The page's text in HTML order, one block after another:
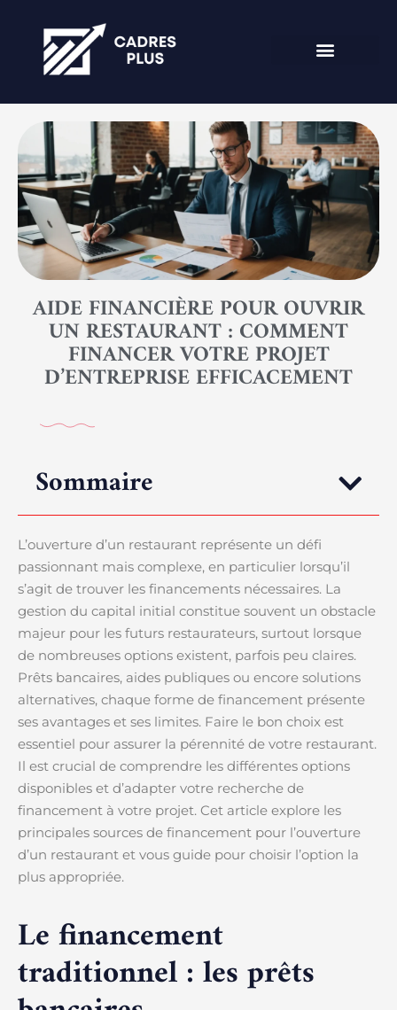
AIDE FINANCIÈRE POUR OUVRIR
UN RESTAURANT : COMMENT
FINANCER VOTRE PROJET
D’ENTREPRISE EFFICACEMENT
Sommaire
L’ouverture d’un restaurant représente un défi
passionnant mais complexe, en particulier lorsqu’il
s’agit de trouver les financements nécessaires. La
gestion du capital initial constitue souvent un obstacle
majeur pour les futurs restaurateurs, surtout lorsque
de nombreuses options existent, parfois peu claires.
Prêts bancaires, aides publiques ou encore solutions
alternatives, chaque forme de financement présente
ses avantages et ses limites. Faire le bon choix est
essentiel pour assurer la pérennité de votre restaurant.
Il est crucial de comprendre les différentes options
disponibles et d’adapter votre recherche de
financement à votre projet. Cet article explore les
principales sources de financement pour l’ouverture
d’un restaurant et vous guide pour choisir l’option la
plus appropriée.
Le financement
traditionnel : les prêts